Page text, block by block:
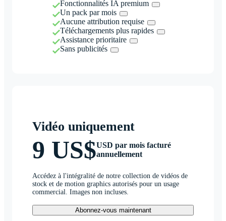
Fonctionnalités IA premium
Un pack par mois
Aucune attribution requise
Téléchargements plus rapides
Assistance prioritaire
Sans publicités
Vidéo uniquement
9 US$USD par mois facturé
annuellement
Accédez à l'intégralité de notre collection de vidéos de
stock et de motion graphics autorisés pour un usage
commercial. Images non incluses.
Abonnez-vous maintenant